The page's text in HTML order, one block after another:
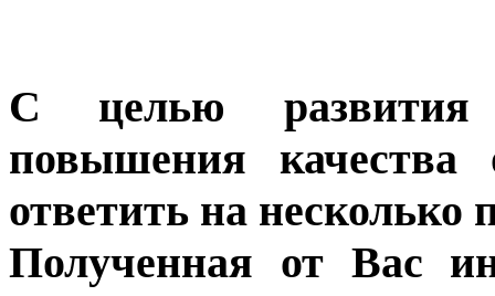
С целью развития
повышения качества
ответить на несколько
Полученная от Вас